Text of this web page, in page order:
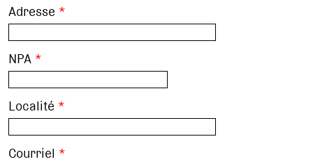
Adresse *
NPA *
Localité *
Courriel *